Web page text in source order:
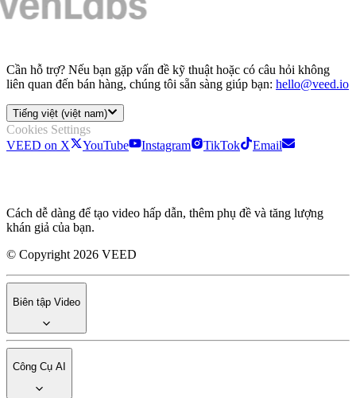
Cần hỗ trợ? Nếu bạn gặp vấn đề kỹ thuật hoặc có câu hỏi không
liên quan đến bán hàng, chúng tôi sẵn sàng giúp bạn: hello@veed.io
Tiếng việt (việt nam)
Cookies Settings
VEED on X
YouTube Instagram TikTok Email
Cách dễ dàng để tạo video hấp dẫn, thêm phụ đề và tăng lượng
khán giả của bạn.
© Copyright 2026 VEED
Biên tập Video
Công Cụ AI